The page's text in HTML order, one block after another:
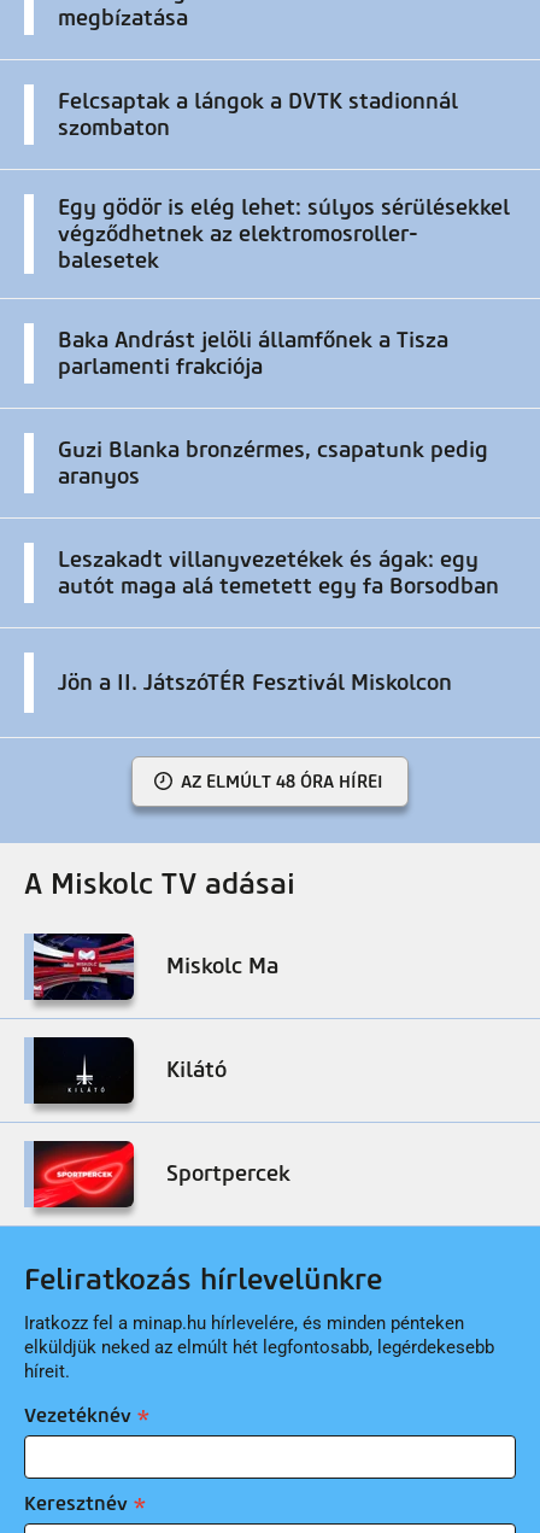
megbízatása
Felcsaptak a lángok a DVTK stadionnál
szombaton
Egy gödör is elég lehet: súlyos sérülésekkel
végződhetnek az elektromosroller-
balesetek
Baka Andrást jelöli államfőnek a Tisza
parlamenti frakciója
Guzi Blanka bronzérmes, csapatunk pedig
aranyos
Leszakadt villanyvezetékek és ágak: egy
autót maga alá temetett egy fa Borsodban
Jön a II. JátszóTÉR Fesztivál Miskolcon
AZ ELMÚLT 48 ÓRA HÍREI
A Miskolc TV adásai
Miskolc Ma
Kilátó
Sportpercek
Feliratkozás hírlevelünkre
Iratkozz fel a minap.hu hírlevelére, és minden pénteken
elküldjük neked az elmúlt hét legfontosabb, legérdekesebb
híreit.
Vezetéknév
Keresztnév